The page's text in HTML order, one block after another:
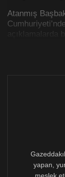
Atanmış
açıklamalarda
yapan,
meslek